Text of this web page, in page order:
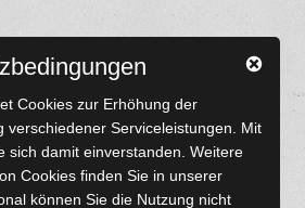
Design
Cookies zur Erhöhung der
verschiedener Serviceleistungen. Mit
sich damit einverstanden. Weitere
Cookies finden Sie in unserer
können Sie die Nutzung nicht